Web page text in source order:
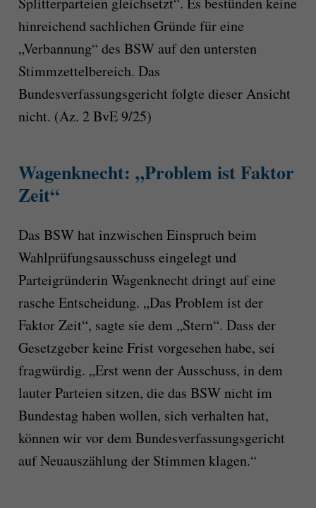
hinreichend sachlichen Gründe für eine
„Verbannung“ des BSW auf den untersten
Stimmzettelbereich. Das
Bundesverfassungsgericht folgte dieser Ansicht
nicht. (Az. 2 BvE 9/25)
Wagenknecht: „Problem ist Faktor
Zeit“
Das BSW hat inzwischen Einspruch beim
Wahlprüfungsausschuss eingelegt und
Parteigründerin Wagenknecht dringt auf eine
rasche Entscheidung. „Das Problem ist der
Faktor Zeit“, sagte sie dem „Stern“. Dass der
Gesetzgeber keine Frist vorgesehen habe, sei
fragwürdig. „Erst wenn der Ausschuss, in dem
lauter Parteien sitzen, die das BSW nicht im
Bundestag haben wollen, sich verhalten hat,
können wir vor dem Bundesverfassungsgericht
auf Neuauszählung der Stimmen klagen.“